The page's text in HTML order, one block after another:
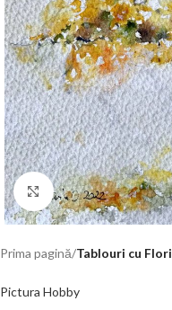
Click to enlarge
Prima pagină Tablouri cu Flori
Pictura Hobby